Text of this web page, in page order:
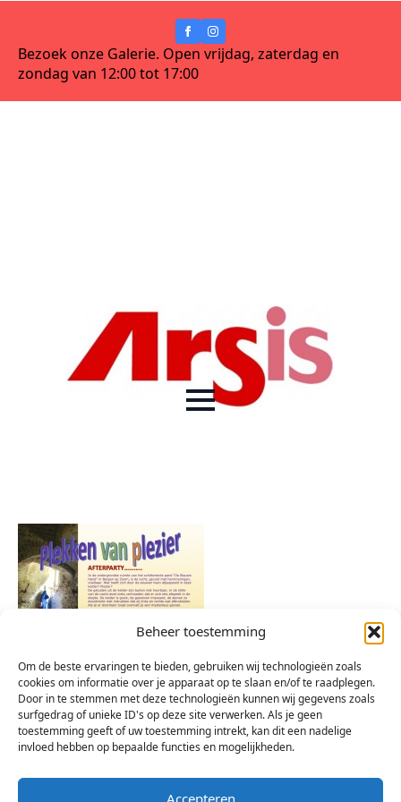
Beheer toestemming
Om de beste ervaringen te bieden, gebruiken wij technologieën zoals
cookies om informatie over je apparaat op te slaan en/of te raadplegen.
Door in te stemmen met deze technologieën kunnen wij gegevens zoals
surfgedrag of unieke ID's op deze site verwerken. Als je geen
toestemming geeft of uw toestemming intrekt, kan dit een nadelige
invloed hebben op bepaalde functies en mogelijkheden.
Accepteren
Bezoek onze Galerie. Open vrijdag, zaterdag en
zondag van 12:00 tot 17:00